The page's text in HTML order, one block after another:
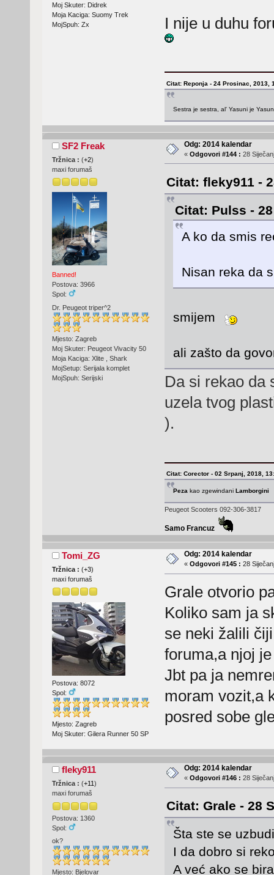
Moj Skuter: Didrek
Moja Kaciga: Suomy Trek
MojSpuh: Zx
I nije u duhu
Citat: Reponja - 24 Prosinac, 2013,
Sestra je sestra, al' Yasuni je
SF2 Freak
Tržnica : (+2)
maxi forumaš
Banned!
Postova: 3966
Spol:
Dr. Peugeot triper^2
Mjesto: Zagreb
Moj Skuter: Peugeot Vivacity 50
Moja Kaciga: Xlite , Shark
MojSetup: Serijala komplet
MojSpuh: Serijski
Odg: 2014 kalendar
« Odgovori #144 : 28
Citat: fleky911 -
Citat: Pulss -
A ko da smis
Nisan reka da
smijem
ali zašto da
Da si rekao da
uzela tvog
).
Citat: Corector - 02 Srpanj, 2018,
Peza kao zgewindaniLamborgini
Peugeot Scooters 092-306-3817
Samo Francuz
Tomi_ZG
Tržnica : (+3)
maxi forumaš
Postova: 8072
Spol:
Mjesto: Zagreb
Moj Skuter: Gilera Runner 50 SP
Odg: 2014 kalendar
« Odgovori #145 : 28
Grale otvorio
Koliko sam ja
se neki žalili
foruma,a njoj
Jbt pa ja
moram vozit,a
posred sobe
fleky911
Tržnica : (+11 )
maxi forumaš
Postova: 1360
Spol:
ok?
Mjesto: Bjelovar
Odg: 2014 kalendar
« Odgovori #146 : 28
Citat: Grale - 28
Šta ste se
I da dobro si
A već ako se